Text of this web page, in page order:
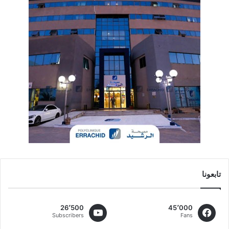
تابعونا
45٬000
Fans
26٬500
Subscribers